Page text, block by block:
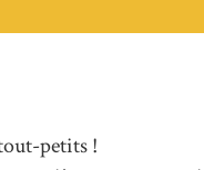
petits !